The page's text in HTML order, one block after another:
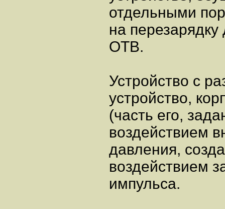
отдельными
на
ОТВ.
Устройство с
устройство,
(часть его,
воздействием
давления,
воздействием
импульса.